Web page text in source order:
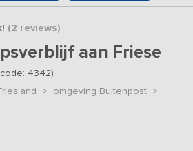
(2 reviews)
aan Friese
4342)
> omgeving Buitenpost >